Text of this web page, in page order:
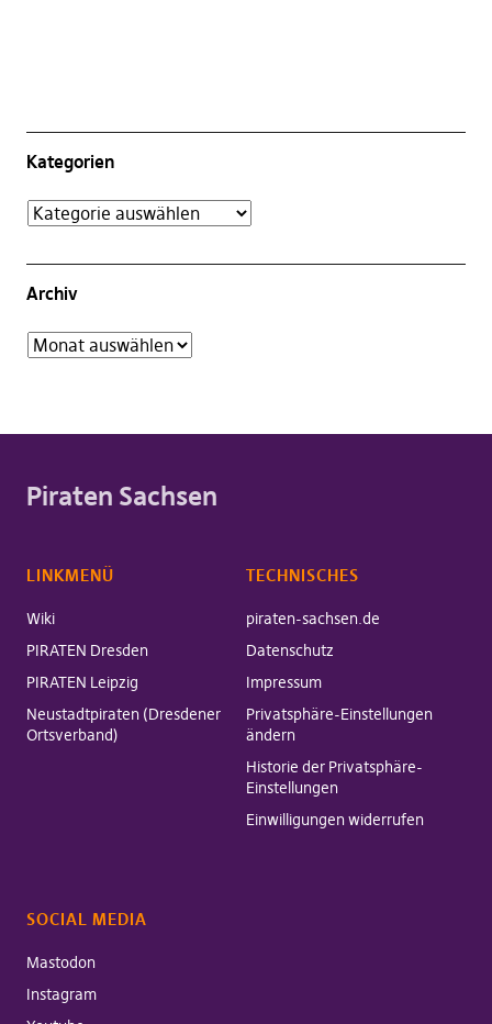
Kategorien
Archiv
Piraten Sachsen
LINKMENÜ
Wiki
PIRATEN Dresden
PIRATEN Leipzig
Neustadtpiraten (Dresdener
Ortsverband)
TECHNISCHES
piraten-sachsen.de
Datenschutz
Impressum
Privatsphäre-Einstellungen
ändern
Historie der Privatsphäre-
Einstellungen
Einwilligungen widerrufen
SOCIAL MEDIA
Mastodon
Instagram